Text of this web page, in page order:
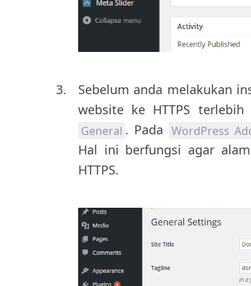
Sebelum anda melakukan
website ke HTTPS
General . Pada WordPress
Hal ini berfungsi agar
HTTPS.